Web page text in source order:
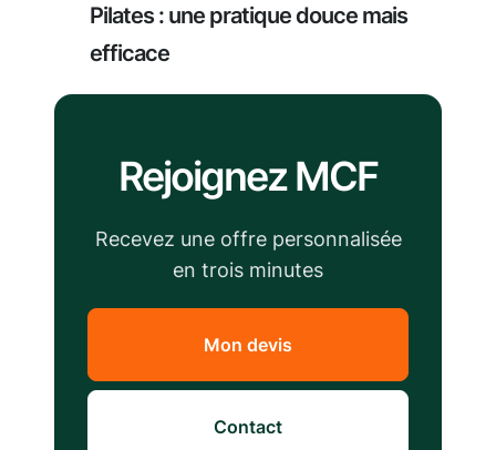
Pilates : une pratique douce mais
efficace
Rejoignez MCF
Recevez une offre personnalisée
en trois minutes
Mon devis
Contact